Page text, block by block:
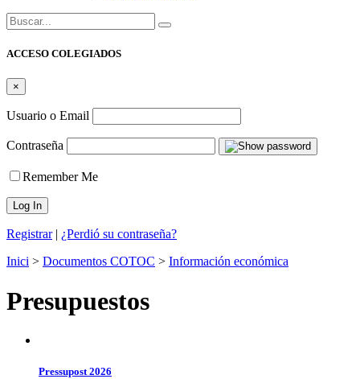
Buscar:
ACCESO COLEGIADOS
×
Usuario o Email
Contraseña
Remember Me
Registrar| ¿Perdió su contraseña?
Inici > Documentos COTOC > Información económica
Presupuestos
Pressupost 2026